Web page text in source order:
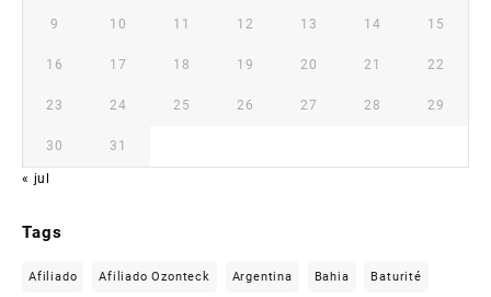
9 10 11 12 13 14 15
16 17 18 19 20 21 22
23 24 25 26 27 28 29
30 31
« jul
Tags
Afiliado Afiliado Ozonteck Argentina Bahia Baturité